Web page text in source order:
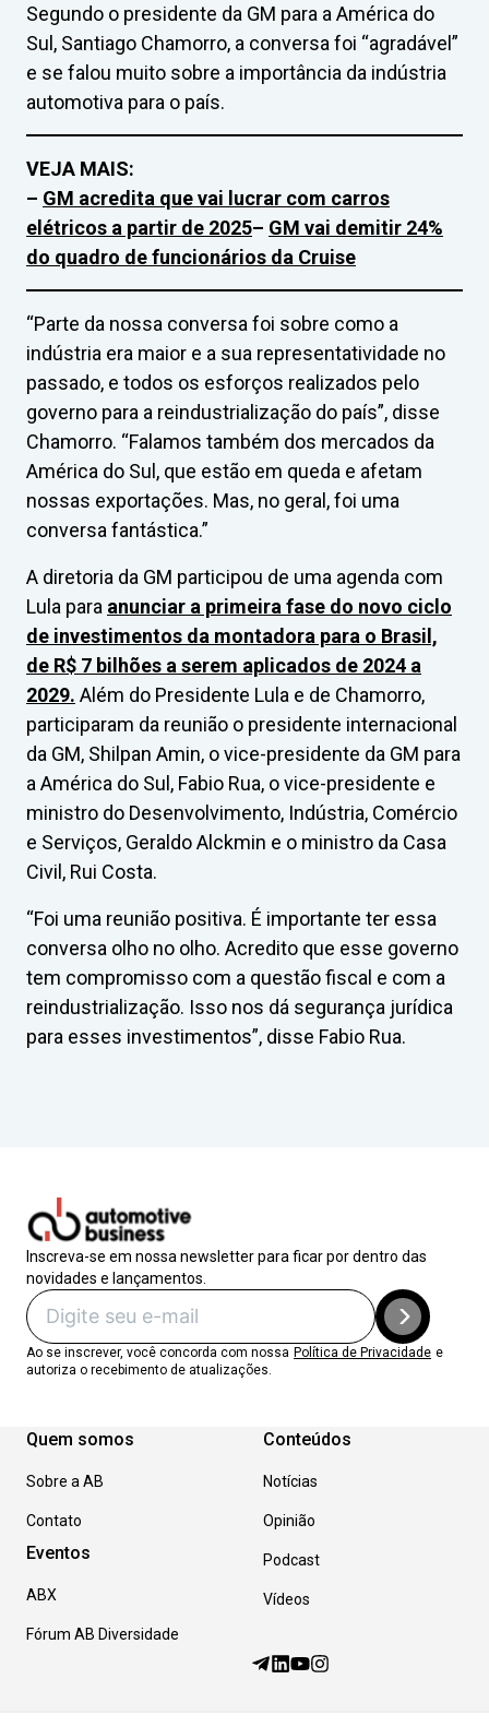
Segundo o presidente da GM para a América do
Sul, Santiago Chamorro, a conversa foi “agradável”
e se falou muito sobre a importância da indústria
automotiva para o país.
VEJA MAIS:
– GM acredita que vai lucrar com carros
elétricos a partir de 2025– GM vai demitir 24%
do quadro de funcionários da Cruise
“Parte da nossa conversa foi sobre como a
indústria era maior e a sua representatividade no
passado, e todos os esforços realizados pelo
governo para a reindustrialização do país”, disse
Chamorro. “Falamos também dos mercados da
América do Sul, que estão em queda e afetam
nossas exportações. Mas, no geral, foi uma
conversa fantástica.”
A diretoria da GM participou de uma agenda com
Lula para anunciar a primeira fase do novo ciclo
de investimentos da montadora para o Brasil,
de R$ 7 bilhões a serem aplicados de 2024 a
2029. Além do Presidente Lula e de Chamorro,
participaram da reunião o presidente internacional
da GM, Shilpan Amin, o vice-presidente da GM para
a América do Sul, Fabio Rua, o vice-presidente e
ministro do Desenvolvimento, Indústria, Comércio
e Serviços, Geraldo Alckmin e o ministro da Casa
Civil, Rui Costa.
“Foi uma reunião positiva. É importante ter essa
conversa olho no olho. Acredito que esse governo
tem compromisso com a questão fiscal e com a
reindustrialização. Isso nos dá segurança jurídica
para esses investimentos”, disse Fabio Rua.
Inscreva-se em nossa newsletter para ficar por dentro das
novidades e lançamentos.
Ao se inscrever, você concorda com nossa Política de Privacidade e
autoriza o recebimento de atualizações.
Quem somos
Sobre a AB
Contato
Eventos
ABX
Fórum AB Diversidade
Conteúdos
Notícias
Opinião
Podcast
Vídeos